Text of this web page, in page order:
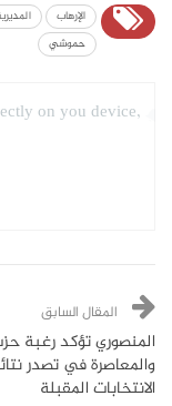
الإرهاب
حموشي
on you device,
المقال السابق
المنصوري تؤكد رغبة
والمعاصرة في تصدر
الانتخابات المقبلة